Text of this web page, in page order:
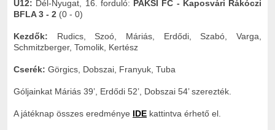
U12: Dél-Nyugat, 16. forduló: PAKSI FC - Kaposvári Rákóczi
BFLA 3 - 2 (0 - 0)
Kezdők: Rudics, Szoó, Máriás, Erdődi, Szabó, Varga,
Schmitzberger, Tomolik, Kertész
Cserék: Görgics, Dobszai, Franyuk, Tuba
Góljainkat Máriás 39’, Erdődi 52’, Dobszai 54’ szerezték.
A játéknap összes eredménye IDE kattintva érhető el.